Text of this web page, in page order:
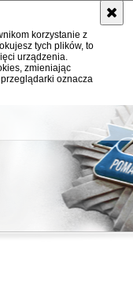
korzystanie z
tych plików, to
urządzenia.
zmieniając
oznacza